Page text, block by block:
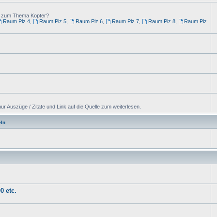
Thema Kopter?
Raum Plz 4 Raum Plz 5 Raum Plz 6, Raum Plz 7, Raum Plz 8,
Raum Plz
Auszüge / Zitate und Link auf die Quelle zum weiterlesen.
etc.